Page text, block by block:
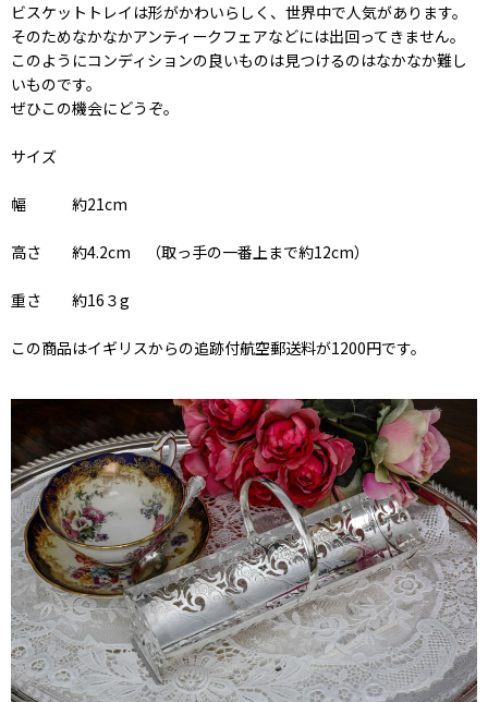
ビスケットトレイは形がかわいらしく、世界中で人気があります。
そのためなかなかアンティークフェアなどには出回ってきません。
このようにコンディションの良いものは見つけるのはなかなか難し
いものです。
ぜひこの機会にどうぞ。
サイズ
幅 約21cm
高さ 約4.2cm （取っ手の一番上まで約12cm）
重さ 約16３g
この商品はイギリスからの追跡付航空郵送料が1200円です。